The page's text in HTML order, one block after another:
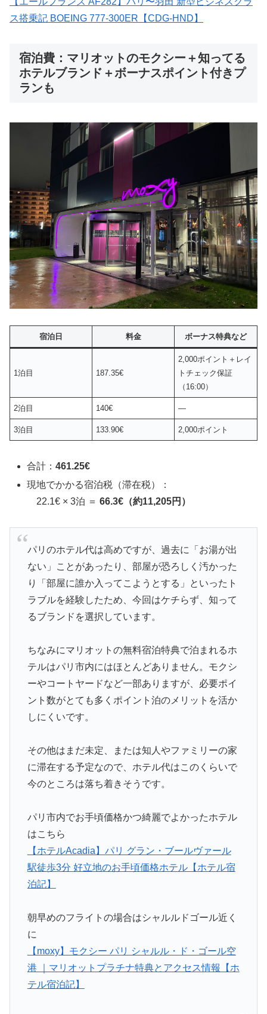
ス搭乗記 BOEING 777-300ER【CDG-HND】
宿泊費：マリオットのモクシー＋知ってる
ホテルブランド＋ボーナスポイント付きプ
ランも
宿泊日 料金 ボーナス特典など
1泊目 187.35€
2,000ポイント＋レイ
トチェック保証
（16:00）
2泊目 140€ ―
3泊目 133.90€ 2,000ポイント
合計：461.25€
現地でかかる宿泊税（滞在税）：
22.1€ × 3泊 ＝66.3€（約11,205円）
パリのホテル代は高めですが、過去に「お湯が出
ない」ことがあったり、部屋が恐ろしく汚かった
り「部屋に誰か入ってこようとする」といったト
ラブルを経験したため、今回はケチらず、知って
るブランドを選択しています。
ちなみにマリオットの無料宿泊特典で泊まれるホ
テルはパリ市内にはほとんどありません。モクシ
ーやコートヤードなど一部ありますが、必要ポイ
ント数がとても多くポイント泊のメリットを活か
しにくいです。
その他はまだ未定、または知人やファミリーの家
に滞在する予定なので、ホテル代はこのくらいで
今のところは落ち着きそうです。
パリ市内でお手頃価格かつ綺麗でよかったホテル
はこちら
【ホテルAcadia】パリ グラン・ブールヴァール
駅徒歩3分 好立地のお手頃価格ホテル【ホテル宿
泊記】
朝早めのフライトの場合はシャルルドゴール近く
に
【moxy】モクシー パリ シャルル・ド・ゴール空
港 ｜マリオットプラチナ特典とアクセス情報【ホ
テル宿泊記】